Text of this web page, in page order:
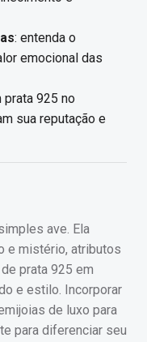
: entenda o
emocional das
prata 925 no
sua reputação e
ave. Ela
e mistério, atributos
prata 925 em
e estilo. Incorporar
de luxo para
para diferenciar seu